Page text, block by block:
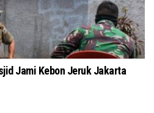
Protokol
Tokoh